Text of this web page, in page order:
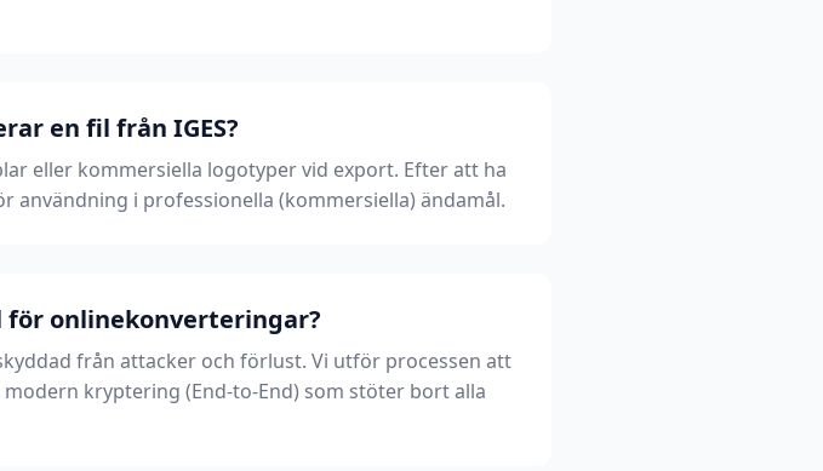
en fil från IGES?
eller kommersiella logotyper vid export. Efter att ha
användning i professionella (kommersiella) ändamål.
onlinekonverteringar?
från attacker och förlust. Vi utför processen att
kryptering (End-to-End) som stöter bort alla